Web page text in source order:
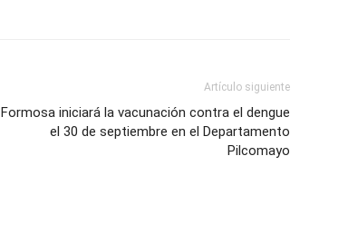
Artículo siguiente
Formosa iniciará la vacunación contra el dengue
el 30 de septiembre en el Departamento
Pilcomayo